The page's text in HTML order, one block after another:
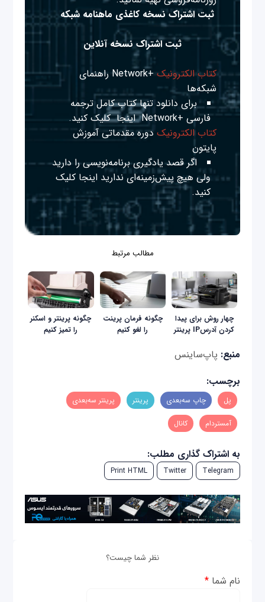
ثبت اشتراک نسخه کاغذی ماهنامه شبکه
ثبت اشتراک نسخه آنلاین
کتاب الکترونیک
+Network راهنمای
شبکه‌ها
برای دانلود تنها کتاب کامل ترجمه
فارسی +Network
اینجا کلیک کنید.
کتاب الکترونیک دوره مقدماتی آموزش
پایتون
اگر قصد یادگیری برنامه‌نویسی را دارید
ولی هیچ پیش‌زمینه‌ای نداریداینجا کلیک
کنید.
مطالب مرتبط
چهار روش برای پیدا
کردن آدرسIP پرینتر
چگونه فرمان پرینت
را لغو کنیم
چگونه پرینتر و اسکنر
را تمیز کنیم
منبع: پاپ‌ساینس
برچسب:
پل چاپ سه‌بعدی پرینتر پرینتر سه‌بعدی
آمستردام کانال
به اشتراک گذاری مطلب:
Telegram
Twitter
Print HTML
نظر شما چیست؟
نام شما*